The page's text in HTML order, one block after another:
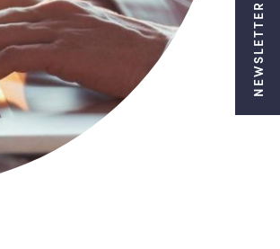
NEWSLETTER